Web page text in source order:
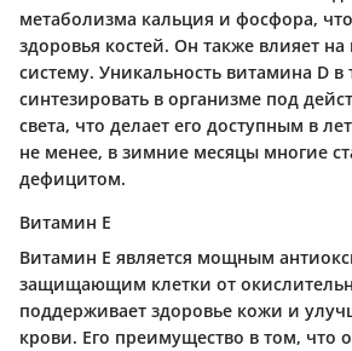
метаболизма кальция и фосфора,
здоровья костей. Он также влияет
систему. Уникальность витамина D
синтезировать в организме под
света, что делает его доступным в
не менее, в зимние месяцы многие
дефицитом.
Витамин Е
Витамин Е является мощным
защищающим клетки от
поддерживает здоровье кожи и
крови. Его преимущество в том, что